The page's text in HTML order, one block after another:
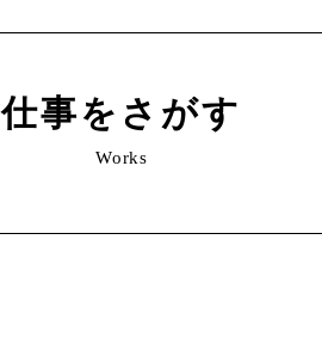
仕事をさがす
Works